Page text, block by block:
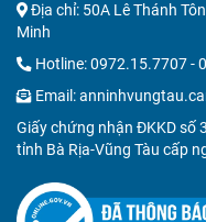
Địa chỉ: 50A Lê Thánh
Minh
Hotline:0972.15.7707-
Email:
Giấy chứng nhận ĐKKD số
tỉnh Bà Rịa-Vũng Tàu cấp